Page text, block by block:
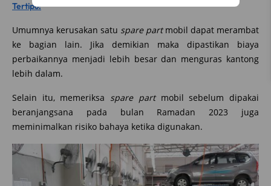
Tertipu!
Umumnya kerusakan satu spare partmobil dapat merambat
ke bagian lain. Jika demikian maka dipastikan biaya
perbaikannya menjadi lebih besar dan menguras kantong
lebih dalam.
Selain itu, memeriksa spare part mobil sebelum dipakai
beranjangsana pada bulan Ramadan 2023 juga
meminimalkan risiko bahaya ketika digunakan.